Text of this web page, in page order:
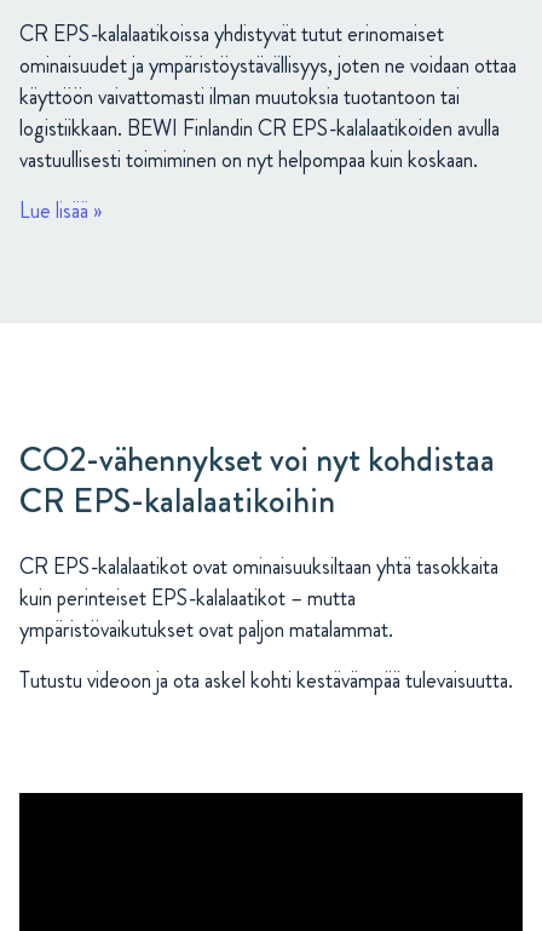
CR EPS-kalalaatikoissa yhdistyvät tutut erinomaiset
ominaisuudet ja ympäristöystävällisyys, joten ne voidaan ottaa
käyttöön vaivattomasti ilman muutoksia tuotantoon tai
logistiikkaan. BEWI Finlandin CR EPS-kalalaatikoiden avulla
vastuullisesti toimiminen on nyt helpompaa kuin koskaan.
Lue lisää »
CO2-vähennykset voi nyt kohdistaa
CR EPS-kalalaatikoihin
CR EPS-kalalaatikot ovat ominaisuuksiltaan yhtä tasokkaita
kuin perinteiset EPS-kalalaatikot – mutta
ympäristövaikutukset ovat paljon matalammat.
Tutustu videoon ja ota askel kohti kestävämpää tulevaisuutta.